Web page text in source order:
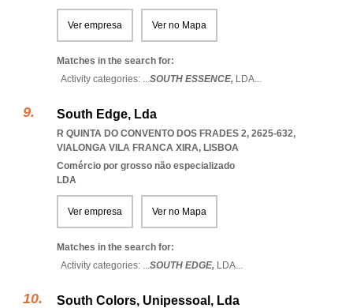
Ver empresa Ver no Mapa
Matches in the search for:
Activity categories: ...SOUTH ESSENCE, LDA...
South Edge, Lda
R QUINTA DO CONVENTO DOS FRADES 2, 2625-632,
VIALONGA VILA FRANCA XIRA, LISBOA
Comércio por grosso não especializado
LDA
Ver empresa Ver no Mapa
Matches in the search for:
Activity categories: ...SOUTH EDGE, LDA...
South Colors, Unipessoal, Lda